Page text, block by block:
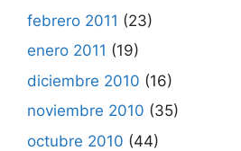
febrero 2011 (23)
enero 2011 (19)
diciembre 2010 (16)
noviembre 2010 (35)
octubre 2010 (44)